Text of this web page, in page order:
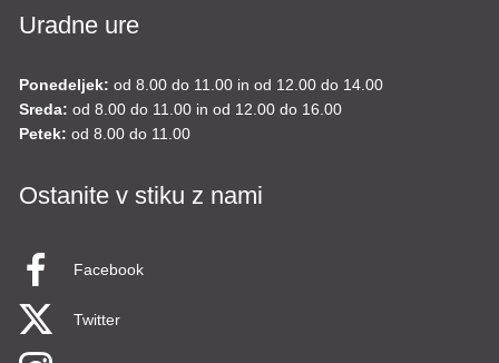
Uradne ure
Ponedeljek: od 8.00 do 11.00 in od 12.00 do 14.00
Sreda: od 8.00 do 11.00 in od 12.00 do 16.00
Petek: od 8.00 do 11.00
Ostanite v stiku z nami
Facebook
Twitter